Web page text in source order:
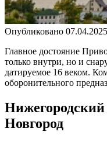
Опубликовано 07.04.2025
Главное достояние
только внутри, но и
датируемое 16 веком.
оборонительного
Новгород